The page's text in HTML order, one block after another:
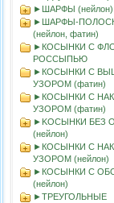
►ШАРФЫ (нейлон)
►ШАРФЫ-
(нейлон, фатин)
►КОСЫНКИ С
РОССЫПЬЮ
►КОСЫНКИ С
УЗОРОМ (фатин)
►КОСЫНКИ С
УЗОРОМ (фатин)
►KOСЫНКИ БЕЗ
(нейлон)
►КОСЫНКИ С
УЗОРОМ (нейлон)
►КОСЫНКИ С
(нейлон)
►ТРЕУГОЛЬНЫЕ